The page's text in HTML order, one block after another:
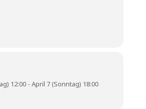
als PDF zum Download.
12:00 - April 7 (Sonntag) 18:00